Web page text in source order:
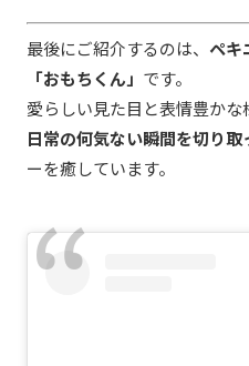
最後にご紹介するのは、 ペキ
「おもちくん」 です。
愛らしい見た目と表情豊かな
日常の何気ない瞬間を切り取
ーを癒しています。